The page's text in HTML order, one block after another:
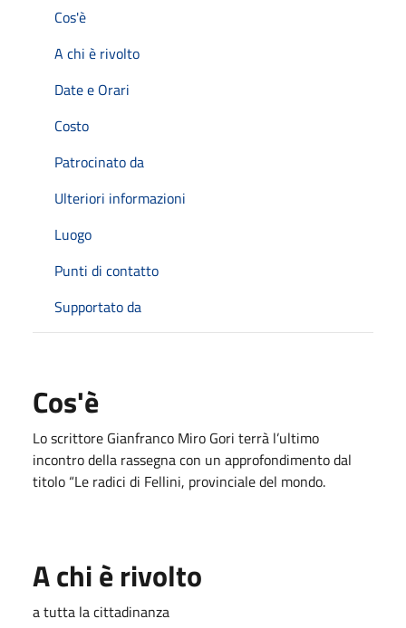
Cos'è
A chi è rivolto
Date e Orari
Costo
Patrocinato da
Ulteriori informazioni
Luogo
Punti di contatto
Supportato da
Cos'è
Lo scrittore Gianfranco Miro Gori terrà l’ultimo
incontro della rassegna con un approfondimento dal
titolo “Le radici di Fellini, provinciale del mondo.
A chi è rivolto
a tutta la cittadinanza